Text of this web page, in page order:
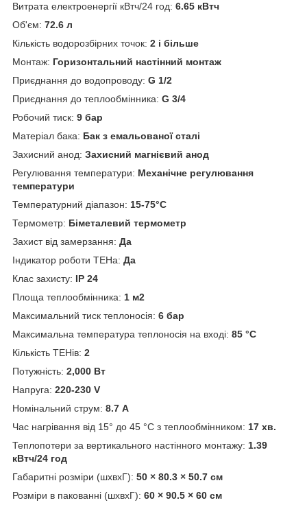
Витрата електроенергії кВтч/24 год: 6.65 кВтч
Об'єм: 72.6 л
Кількість водорозбірних точок: 2 і більше
Монтаж: Горизонтальний настінний монтаж
Приєднання до водопроводу: G 1/2
Приєднання до теплообмінника: G 3/4
Робочий тиск: 9 бар
Матеріал бака: Бак з емальованої сталі
Захисний анод: Захисний магнієвий анод
Регулювання температури: Механічне регулювання
температури
Температурний діапазон: 15-75°C
Термометр: Біметалевий термометр
Захист від замерзання: Да
Індикатор роботи ТЕНа: Да
Клас захисту: IP 24
Площа теплообмінника: 1 м2
Максимальний тиск теплоносія: 6 бар
Максимальна температура теплоносія на вході: 85 °С
Кількість ТЕНів: 2
Потужність: 2,000 Вт
Напруга: 220-230 V
Номінальний струм: 8.7 А
Час нагрівання від 15° до 45 °C з теплообмінником: 17 хв.
Теплопотери за вертикального настінного монтажу: 1.39
кВтч/24 год
Габаритні розміри (шхвхГ): 50 × 80.3 × 50.7 см
Розміри в пакованні (шхвхГ): 60 × 90.5 × 60 см